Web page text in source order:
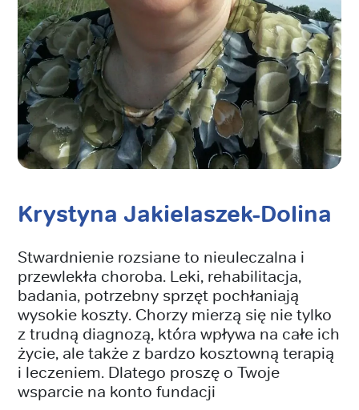
Krystyna Jakielaszek-Dolina
Stwardnienie rozsiane to nieuleczalna i
przewlekła choroba. Leki, rehabilitacja,
badania, potrzebny sprzęt pochłaniają
wysokie koszty. Chorzy mierzą się nie tylko
z trudną diagnozą, która wpływa na całe ich
życie, ale także z bardzo kosztowną terapią
i leczeniem. Dlatego proszę o Twoje
wsparcie na konto fundacji